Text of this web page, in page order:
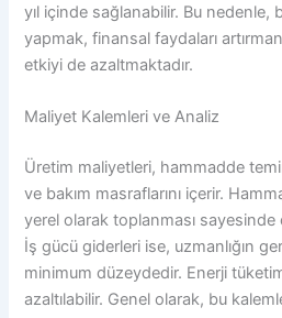
yıl içinde sağlanabilir. Bu nedenle,
yapmak, finansal faydaları
etkiyi de azaltmaktadır.
Maliyet Kalemleri ve Analiz
Üretim maliyetleri, hammadde
ve bakım masraflarını içerir.
yerel olarak toplanması
İş gücü giderleri ise, uzmanlığın
minimum düzeydedir. Enerji
azaltılabilir. Genel olarak, bu